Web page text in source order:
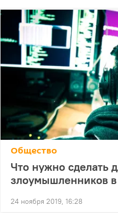
Общество
Что нужно сделать
злоумышленников в
24 ноября 2019, 16:28